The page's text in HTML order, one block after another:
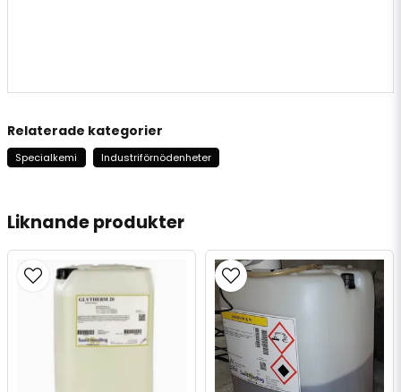
Liknande produkter
Relaterade kategorier
Specialkemi Industriförnödenheter